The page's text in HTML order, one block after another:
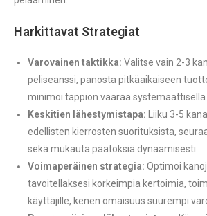
Harkittavat Strategiat
Varovainen taktikka: Valitse vain 2-3
peliseanssi, panosta pitkäaikaiseen
minimoi tappion vaaraa
Keskitien lähestymistapa: Liiku 3-5
edellisten kierrosten suorituksista,
sekä mukauta päätöksiä dynaamisesti
Voimaperäinen strategia: Optimoi
tavoitellaksesi korkeimpia kertoimia,
käyttäjille, kenen omaisuus suurempi